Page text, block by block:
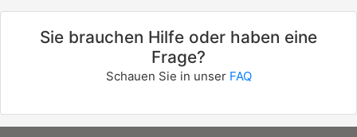
Sie brauchen Hilfe oder haben eine
Frage?
Schauen Sie in unser FAQ